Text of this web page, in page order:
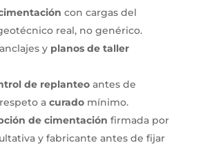
con cargas del
real, no genérico.
y planos de taller
de replanteoantes de
a curadomínimo.
de cimentación firmada por
y fabricante antes de fijar